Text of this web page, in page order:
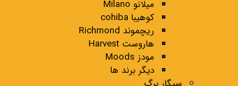
میلانو Milano
کوهیبا cohiba
ریچموند Richmond
هاروست Harvest
مودز Moods
دیگر برند ها